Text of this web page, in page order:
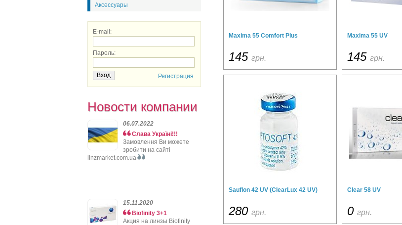
Аксессуары
E-mail:
Пароль:
Регистрация
Новости компании
06.07.2022
Слава Україні!!!
Замовлення Ви можете
зробити на сайті
linzmarket.com.ua
15.11.2020
Biofinity 3+1
Акция на линзы Biofinity
Maxima 55 Comfort Plus
145 грн.
Maxima 55 UV
145 грн.
Sauflon 42 UV (ClearLux 42 UV)
280 грн.
Clear 58 UV
0 грн.